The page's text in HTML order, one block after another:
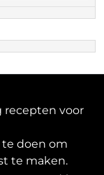
recepten voor
doen om
te maken.